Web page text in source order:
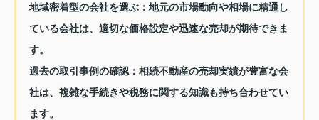
地域密着型の会社を選ぶ：地元の市場動向や相場に精通し
ている会社は、適切な価格設定や迅速な売却が期待できま
す。
過去の取引事例の確認：相続不動産の売却実績が豊富な会
社は、複雑な手続きや税務に関する知識も持ち合わせてい
ます。